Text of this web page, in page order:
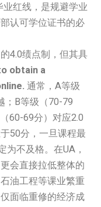
红线，是规避学业
认可学位证书的必
4.0绩点制，但其具
obtain a
通常，A等级
；B等级（70-79
60-69分）对应2.0
50分，一旦课程最
为不及格。在UA，
会直接拉低整体的
油工程等课业繁重
面临重修的经济成